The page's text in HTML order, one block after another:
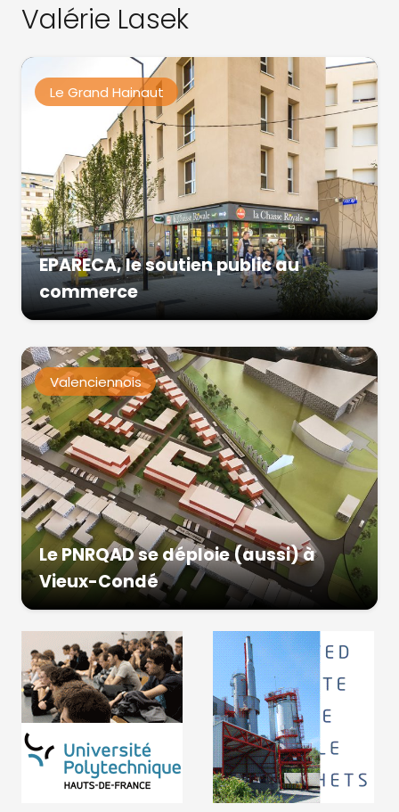
Valérie Lasek
Le Grand Hainaut
EPARECA, le soutien public au
commerce
Valenciennois
Le PNRQAD se déploie (aussi) à
Vieux-Condé